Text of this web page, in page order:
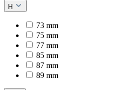
H
73 mm
75 mm
77 mm
85 mm
87 mm
89 mm